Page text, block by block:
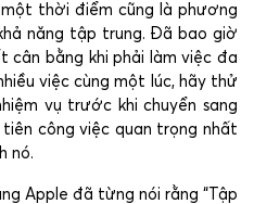
thời điểm cũng là phương
năng tập trung. Đã bao giờ
cân bằng khi phải làm việc đa
việc cùng một lúc, hãy thử
vụ trước khi chuyển sang
công việc quan trọng nhất
nó.
Apple đã từng nói rằng “Tập